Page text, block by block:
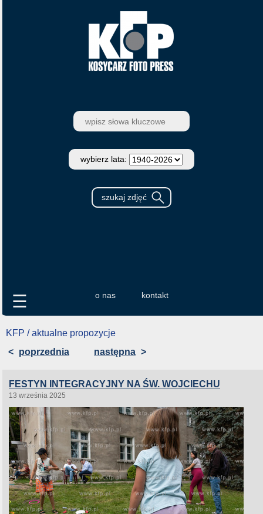
wybierz lata:
o nas kontakt
☰
KFP / aktualne propozycje
< poprzednia następna >
FESTYN INTEGRACYJNY NA ŚW. WOJCIECHU
13 września 2025